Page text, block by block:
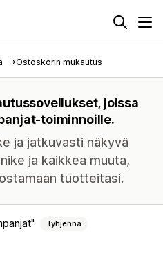
Ostoskorin mukautus
joissa
toiminnoille.
ja jatkuvasti näkyvä
ja kaikkea muuta,
tuotteitasi.
Tyhjennä